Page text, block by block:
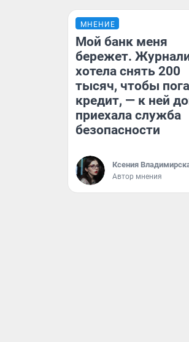
МНЕНИЕ
Мой банк меня
бережет.
хотела снять 200
тысяч, чтобы
кредит, — к ней
приехала служба
безопасности
Ксения
Автор мнения